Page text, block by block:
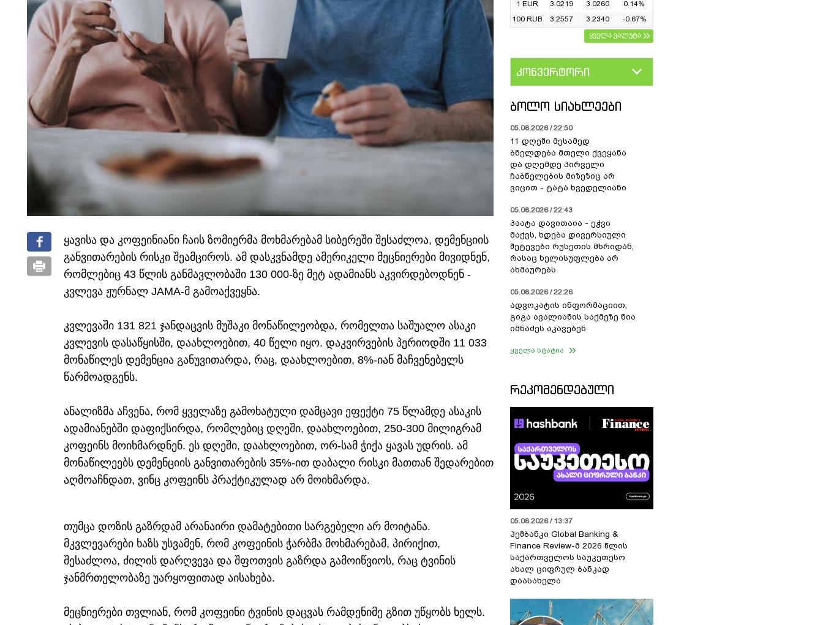
ყავისა და კოფეინიანი ჩაის ზომიერმა მოხმარებამ სიბერეში შესაძლოა, დემენციის
განვითარების რისკი შეამციროს. ამ დასკვნამდე ამერიკელი მეცნიერები მივიდნენ,
რომლებიც 43 წლის განმავლობაში 130 000-ზე მეტ ადამიანს აკვირდებოდნენ -
კვლევა ჟურნალ JAMA-მ გამოაქვეყნა.
კვლევაში 131 821 ჯანდაცვის მუშაკი მონაწილეობდა, რომელთა საშუალო ასაკი
კვლევის დასაწყისში, დაახლოებით, 40 წელი იყო. დაკვირვების პერიოდში 11 033
მონაწილეს დემენცია განუვითარდა, რაც, დაახლოებით, 8%-იან მაჩვენებელს
წარმოადგენს.
ანალიზმა აჩვენა, რომ ყველაზე გამოხატული დამცავი ეფექტი 75 წლამდე ასაკის
ადამიანებში დაფიქსირდა, რომლებიც დღეში, დაახლოებით, 250-300 მილიგრამ
კოფეინს მოიხმარდნენ. ეს დღეში, დაახლოებით, ორ-სამ ჭიქა ყავას უდრის. ამ
მონაწილეებს დემენციის განვითარების 35%-ით დაბალი რისკი მათთან შედარებით
აღმოაჩნდათ, ვინც კოფეინს პრაქტიკულად არ მოიხმარდა.
თუმცა დოზის გაზრდამ არანაირი დამატებითი სარგებელი არ მოიტანა.
მკვლევარები ხაზს უსვამენ, რომ კოფეინის ჭარბმა მოხმარებამ, პირიქით,
შესაძლოა, ძილის დარღვევა და შფოთვის გაზრდა გამოიწვიოს, რაც ტვინის
ჯანმრთელობაზე უარყოფითად აისახება.
მეცნიერები თვლიან, რომ კოფეინი ტვინის დაცვას რამდენიმე გზით უწყობს ხელს.
1 EUR
3.0219 3.0260
0.14%
100 RUB
3.2557 3.2340
-0.67%
ყველა ვალუტა
კონვერტორი
ᲑᲝᲚᲝ ᲡᲘᲐᲮᲚᲔᲔᲑᲘ
05.08.2026 / 22:50
11 დღეში მესამედ
ბნელდება მთელი ქვეყანა
და დღემდე პირველი
ჩაბნელების მიზეზიც არ
ვიცით - ტატა ხვედელიანი
05.08.2026 / 22:43
პაატა დავითაია - ეჭვი
მაქვს, ხდება დივერსიული
შეტევები რუსეთის მხრიდან,
რასაც ხელისუფლება არ
ახმაურებს
05.08.2026 / 22:26
ადვოკატის ინფორმაციით,
გიგა ავალიანის საქმეზე ნია
იმნაძეს აკავებენ
ყველა სტატია
ᲠᲔᲙᲝᲛᲔᲜᲓᲔᲑᲣᲚᲘ
05.08.2026 / 13:37
ჰეშბანკი Global Banking &
Finance Review-მ 2026 წლის
საქართველოს საუკეთესო
ახალ ციფრულ ბანკად
დაასახელა